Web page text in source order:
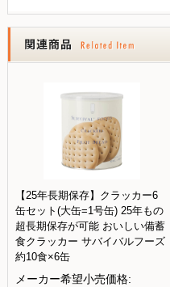
【25年長期保存】クラッカー6
缶セット(大缶=1号缶) 25年もの
超長期保存が可能 おいしい備蓄
食クラッカー サバイバルフーズ
約10食×6缶
メーカー希望小売価格: